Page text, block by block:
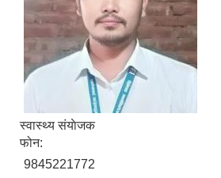
स्वास्थ्य संयाेजक
फोन:
9845221772